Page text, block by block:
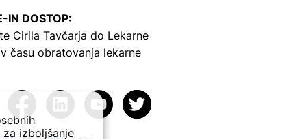
IN DOSTOP:
Cirila Tavčarja do Lekarne
času obratovanja lekarne
izboljšanje